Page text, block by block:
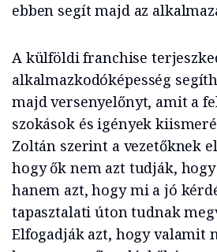
ebben segít majd az
A külföldi franchise
alkalmazkodóképesség
majd versenyelőnyt, amit a
szokások és igények
Zoltán szerint a vezetőknek
hogy ők nem azt tudják,
hanem azt, hogy mi a jó
tapasztalati úton tudnak
Elfogadják azt, hogy valamit